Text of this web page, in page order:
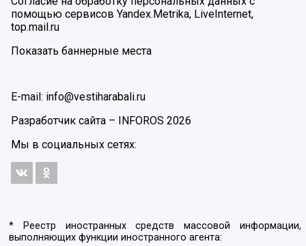
помощью сервисов Yandex.Metrika, LiveInternet,
top.mail.ru
Показать баннерные места
E-mail: info@vestiharabali.ru
Разработчик сайта – INFOROS 2026
Мы в социальных сетях:
* Реестр иностранных средств массовой информации,
выполняющих функции иностранного агента: